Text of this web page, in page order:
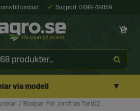
till ombud Support 0499-49059
via modell ▼
Bladpar För Jordfräs Tar102